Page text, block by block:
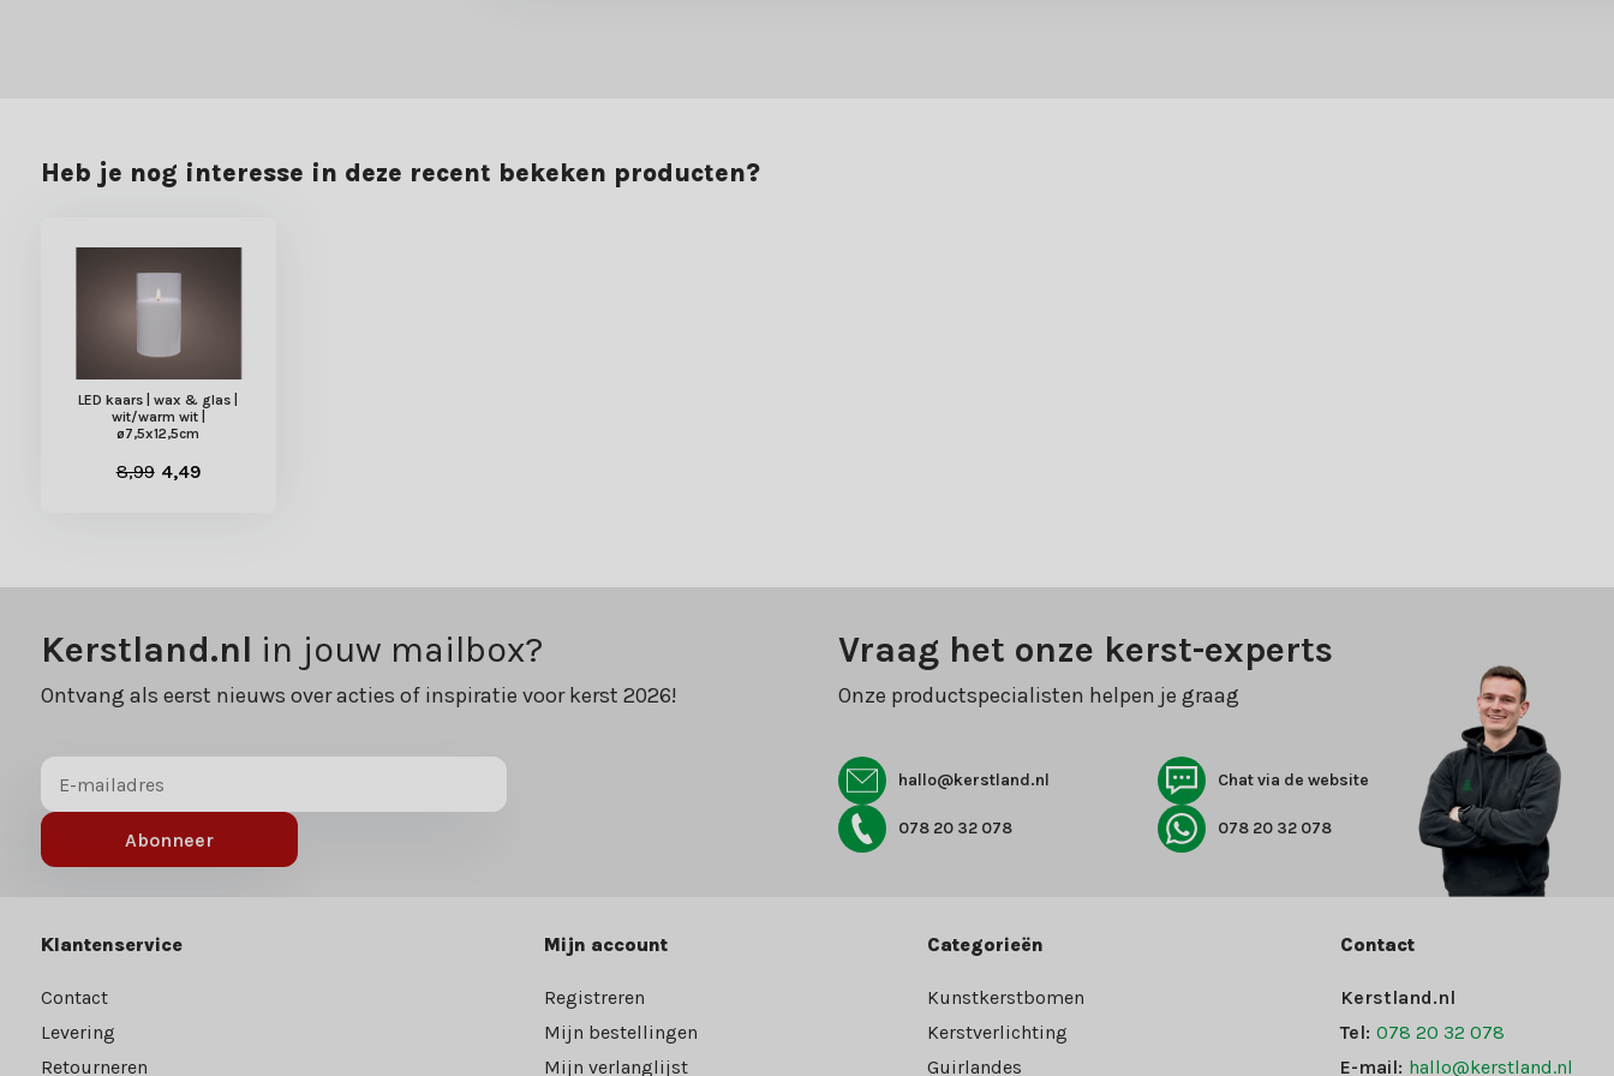
Heb je nog interesse in deze recent bekeken producten?
LED kaars | wax & glas |
wit/warm wit |
ø7,5x12,5cm
8,99 4,49
Kerstland.nl in jouw mailbox?
Ontvang als eerst nieuws over acties of inspiratie voor kerst 2026!
Abonneer
Vraag het onze kerst-experts
Onze productspecialisten helpen je graag
hallo@kerstland.nl Chat via de website
078 20 32 078 078 20 32 078
Klantenservice
Contact
Levering
Retourneren
Mijn account
Registreren
Mijn bestellingen
Mijn verlanglijst
Categorieën
Kunstkerstbomen
Kerstverlichting
Guirlandes
Contact
Kerstland.nl
Tel: 078 20 32 078
E-mail: hallo@kerstland.nl